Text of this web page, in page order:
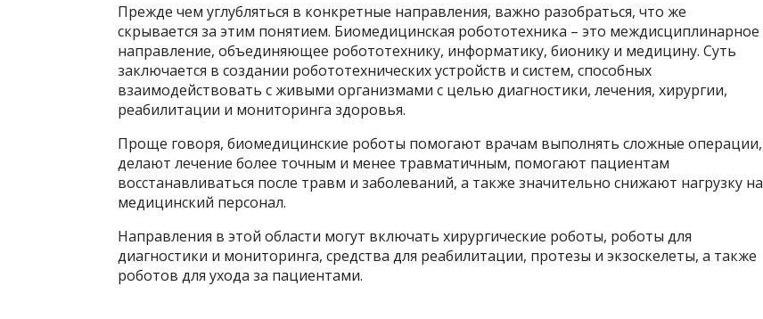
Прежде чем углубляться в конкретные направления, важно разобраться, что же
скрывается за этим понятием. Биомедицинская робототехника – это междисциплинарное
направление, объединяющее робототехнику, информатику, бионику и медицину. Суть
заключается в создании робототехнических устройств и систем, способных
взаимодействовать с живыми организмами с целью диагностики, лечения, хирургии,
реабилитации и мониторинга здоровья.
Проще говоря, биомедицинские роботы помогают врачам выполнять сложные операции,
делают лечение более точным и менее травматичным, помогают пациентам
восстанавливаться после травм и заболеваний, а также значительно снижают нагрузку на
медицинский персонал.
Направления в этой области могут включать хирургические роботы, роботы для
диагностики и мониторинга, средства для реабилитации, протезы и экзоскелеты, а также
роботов для ухода за пациентами.